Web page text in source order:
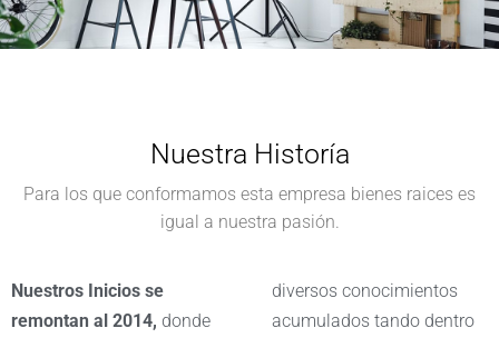
Nuestra Historía
Para los que conformamos esta empresa bienes raices es
igual a nuestra pasión.
Nuestros Inicios se
remontan al 2014, donde
diversos conocimientos
acumulados tando dentro